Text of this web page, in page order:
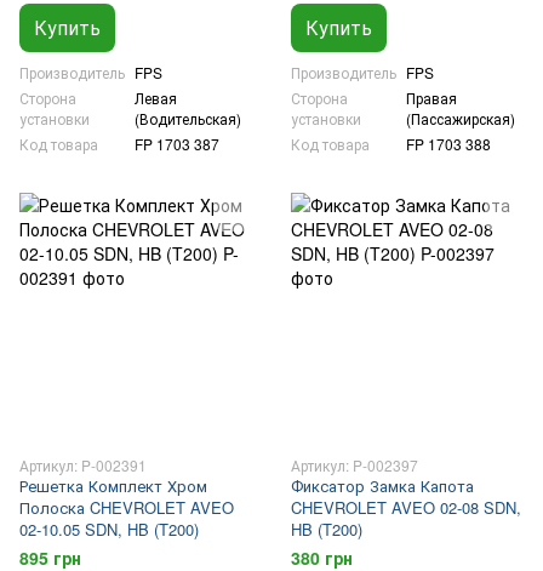
Купить
Производитель FPS
Сторона
установки
Левая
(Водительская)
Код товара
FP 1703 387
Купить
Производитель FPS
Сторона
установки
Правая
(Пассажирская)
Код товара
FP 1703 388
Артикул: P-002391
Решетка Комплект Хром
Полоска CHEVROLET AVEO
02-10.05 SDN, HB (T200)
895 грн
Артикул: P-002397
Фиксатор Замка Капота
CHEVROLET AVEO 02-08 SDN,
HB (T200)
380 грн